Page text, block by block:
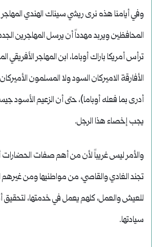
وفي أيامنا هذه نرى ريشي سيناك الهندي المهاجر
المحافظين ويربد مهدداً أن يرسل المهاجرين
ترأس أمريكا باراك أوباما، ابن المهاجر الأفريقي
الأفارقة الاميركان السود ولا المسلمون
أدرى بما فعله أوباما)، حتى أن الزعيم الأسود
يجب إخصاء هذا الرجل.
والأمر ليس غريباً لأن من أهم صفات الحضارات
تجند الغادي والقاصي، من مواطنيها ومن غيرهم
للعيش والعمل، كلهم يعمل في خدمتها، لتحقيق
سيادتها.